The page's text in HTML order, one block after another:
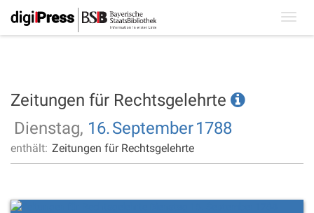
Zeitungen für Rechtsgelehrte
Dienstag, 16.September1788
enthält: Zeitungen für Rechtsgelehrte